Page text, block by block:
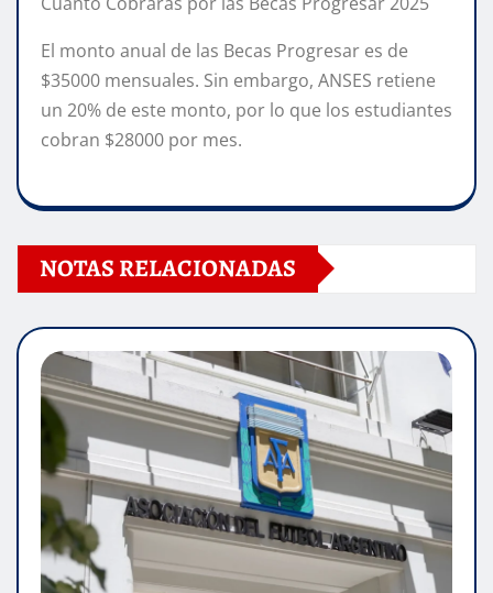
El monto anual de las Becas Progresar es de
$35000 mensuales. Sin embargo, ANSES retiene
un 20% de este monto, por lo que los estudiantes
cobran $28000 por mes.
NOTAS RELACIONADAS